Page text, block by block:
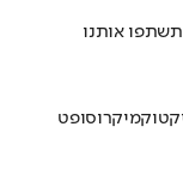
אותנו
מיקרוסופט